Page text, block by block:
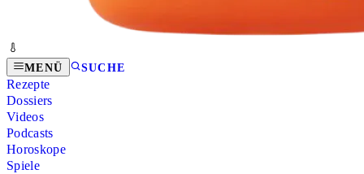
MENÜ SUCHE
Rezepte
Dossiers
Videos
Podcasts
Horoskope
Spiele